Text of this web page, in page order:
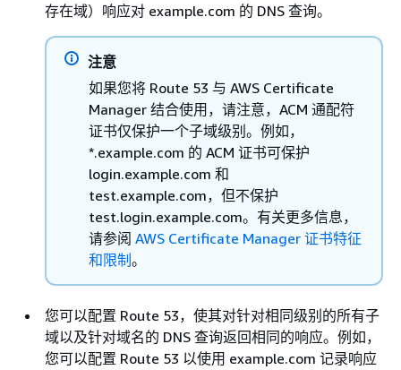
存在域）响应对 example.com 的 DNS 查询。
注意
如果您将 Route 53 与 AWS Certificate
Manager 结合使用，请注意，ACM 通配符
证书仅保护一个子域级别。例如，
*.example.com 的 ACM 证书可保护
login.example.com 和
test.example.com，但不保护
test.login.example.com。有关更多信息，
请参阅 AWS Certificate Manager 证书特征
和限制。
您可以配置 Route 53，使其对针对相同级别的所有子
域以及针对域名的 DNS 查询返回相同的响应。例如，
您可以配置 Route 53 以使用 example.com 记录响应